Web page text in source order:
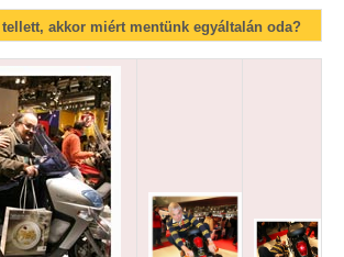
tellett, akkor miért mentünk egyáltalán oda?